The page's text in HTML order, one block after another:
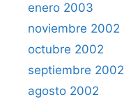
enero 2003
noviembre 2002
octubre 2002
septiembre 2002
agosto 2002